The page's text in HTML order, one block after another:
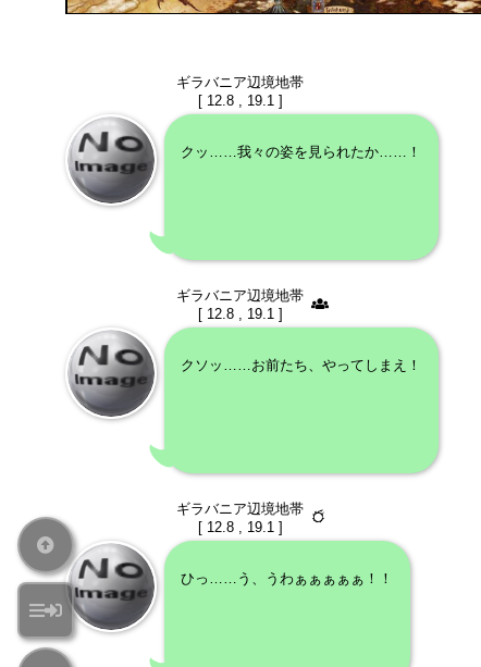
ギラバニア辺境地帯
[ 12.8 , 19.1 ]
クッ……我々の姿を見られたか……！
ギラバニア辺境地帯
[ 12.8 , 19.1 ]
クソッ……お前たち、やってしまえ！
ギラバニア辺境地帯
[ 12.8 , 19.1 ]
ひっ……う、うわぁぁぁぁぁ！！